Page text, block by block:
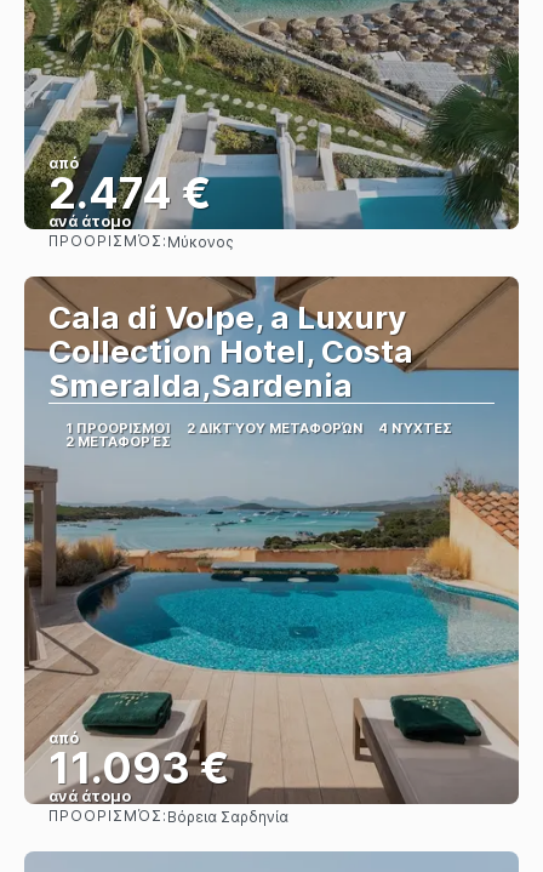
από
2.474 €
ανά άτομο
ΠΡΟΟΡΙΣΜΌΣ: Μύκονος
Cala di Volpe, a Luxury
Collection Hotel, Costa
Smeralda,Sardenia
1 ΠΡΟΟΡΙΣΜΟΊ 2 ΔΙΚΤΎΟΥ ΜΕΤΑΦΟΡΏΝ 4 ΝΎΧΤΕΣ
2 ΜΕΤΑΦΟΡΈΣ
από
11.093 €
ανά άτομο
Βλέπω
ΠΡΟΟΡΙΣΜΌΣ: Βόρεια Σαρδηνία